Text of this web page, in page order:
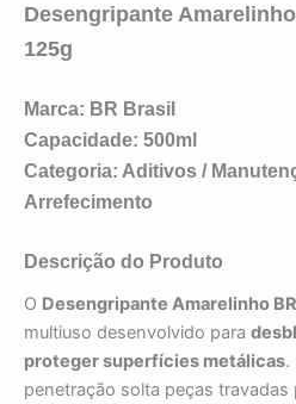
Desengripante
125g
Marca: BR Brasil
Capacidade: 500ml
Categoria: Aditivos /
Arrefecimento
Descrição do Produto
O Desengripante Amarelinho
multiuso desenvolvido para
proteger superfícies metálicas.
penetração solta peças travadas